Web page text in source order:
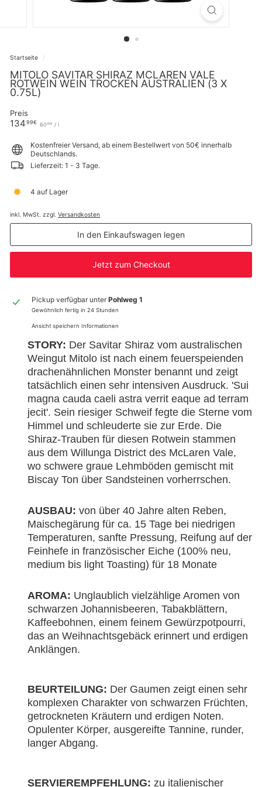
Startseite /
MITOLO SAVITAR SHIRAZ MCLAREN VALE
ROTWEIN WEIN TROCKEN AUSTRALIEN (3 X
0.75L)
Preis
Normaler
13499€134,99€
6000€ 60,00€
/ l
Kostenfreier Versand, ab einem Bestellwert von 50€ innerhalb
Deutschlands.
Lieferzeit: 1 - 3 Tage.
4 auf Lager
inkl. MwSt. zzgl. Versandkosten
In den Einkaufswagen legen
Jetzt zum Checkout
Pickup verfügbar unter Pohlweg 1
Gewöhnlich fertig in 24 Stunden
Ansicht speichern Informationen
STORY: Der Savitar Shiraz vom australischen
Weingut Mitolo ist nach einem feuerspeienden
drachenähnlichen Monster benannt und zeigt
tatsächlich einen sehr intensiven Ausdruck. 'Sui
magna cauda caeli astra verrit eaque ad terram
jecit'. Sein riesiger Schweif fegte die Sterne vom
Himmel und schleuderte sie zur Erde. Die
Shiraz-Trauben für diesen Rotwein stammen
aus dem Willunga District des McLaren Vale,
wo schwere graue Lehmböden gemischt mit
Biscay Ton über Sandsteinen vorherrschen.
AUSBAU: von über 40 Jahre alten Reben,
Maischegärung für ca. 15 Tage bei niedrigen
Temperaturen, sanfte Pressung, Reifung auf der
Feinhefe in französischer Eiche (100% neu,
medium bis light Toasting) für 18 Monate
AROMA: Unglaublich vielzählige Aromen von
schwarzen Johannisbeeren, Tabakblättern,
Kaffeebohnen, einem feinem Gewürzpotpourri,
das an Weihnachtsgebäck erinnert und erdigen
Anklängen.
BEURTEILUNG: Der Gaumen zeigt einen sehr
komplexen Charakter von schwarzen Früchten,
getrockneten Kräutern und erdigen Noten.
Opulenter Körper, ausgereifte Tannine, runder,
langer Abgang.
SERVIEREMPFEHLUNG: zu italienischer